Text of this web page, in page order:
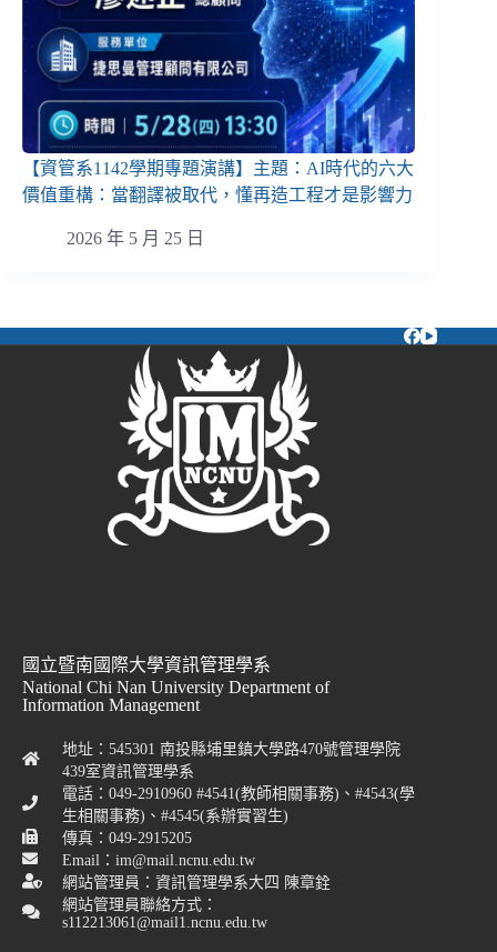
【資管系1142學期專題演講】主題：AI時代的六大
價值重構：當翻譯被取代，懂再造工程才是影響力
2026 年 5 月 25 日
國立暨南國際大學資訊管理學系
National Chi Nan University Department of
Information Management
地址：545301 南投縣埔里鎮大學路470號管理學院
439室資訊管理學系
電話：049-2910960 #4541(教師相關事務)、#4543(學
生相關事務)、#4545(系辦實習生)
傳真：049-2915205
Email：im@mail.ncnu.edu.tw
網站管理員：資訊管理學系大四 陳章銓
網站管理員聯絡方式：
s112213061@mail1.ncnu.edu.tw